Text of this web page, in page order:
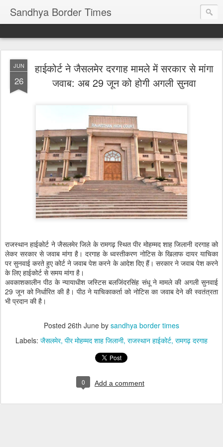
Sandhya Border Times
JUN
26
हाईकोर्ट ने जैसलमेर दरगाह मामले में सरकार से मांगा
जवाब: अब 29 जून को होगी अगली सुनवा
राजस्थान हाईकोर्ट ने जैसलमेर जिले के रामगढ़ स्थित पीर मोहम्मद शाह जिलानी दरगाह को
लेकर सरकार से जवाब मांगा है। दरगाह के ध्वस्तीकरण नोटिस के खिलाफ दायर याचिका
पर सुनवाई करते हुए कोर्ट ने जवाब पेश करने के आदेश दिए हैं। सरकार ने जवाब पेश करने
के लिए हाईकोर्ट से समय मांगा है।
अवकाशकालीन पीठ के न्यायाधीश जस्टिस बलजिंदरसिंह संधू ने मामले की अगली सुनवाई
29 जून को निर्धारित की है। पीठ ने याचिकाकर्ता को नोटिस का जवाब देने की स्वतंत्रता
भी प्रदान की है।
Posted 26th June by sandhya border times
Labels: जैसलमेर पीर मोहम्मद शाह जिलानी राजस्थान हाईकोर्ट रामगढ़ दरगाह
0 Add a comment